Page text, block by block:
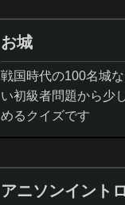
お城
戦国時代の100名城
い初級者問題から少
めるクイズです
アニソンイントロ